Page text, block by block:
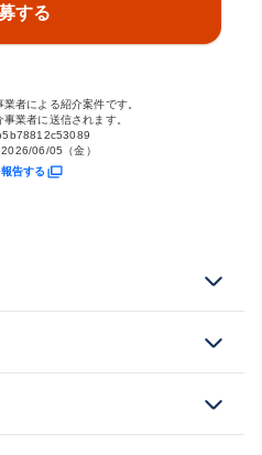
する
者による紹介案件です。
業者に送信されます。
2026/06/05（金）
告する